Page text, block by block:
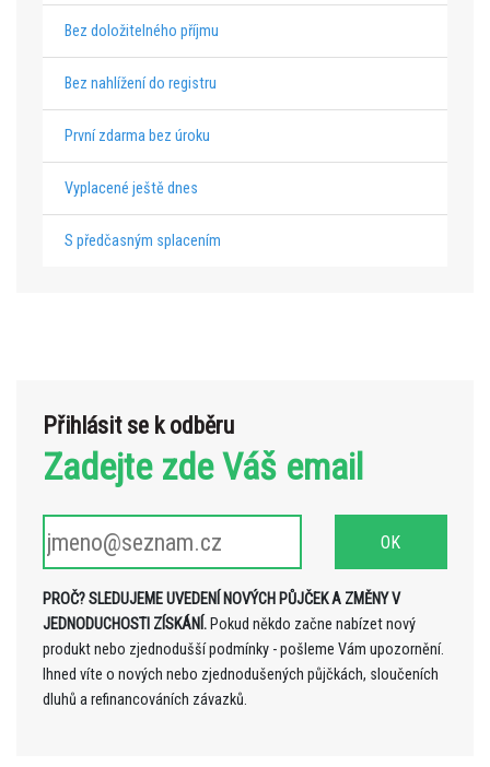
Bez doložitelného příjmu
Bez nahlížení do registru
První zdarma bez úroku
Vyplacené ještě dnes
S předčasným splacením
Přihlásit se k odběru
Zadejte zde Váš email
PROČ? SLEDUJEME UVEDENÍ NOVÝCH PŮJČEK A ZMĚNY V
JEDNODUCHOSTI ZÍSKÁNÍ. Pokud někdo začne nabízet nový
produkt nebo zjednodušší podmínky - pošleme Vám upozornění.
Ihned víte o nových nebo zjednodušených půjčkách, sloučeních
dluhů a refinancováních závazků.